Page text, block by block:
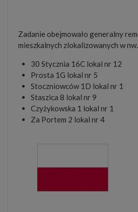
Zadanie obejmowało generalny
mieszkalnych zlokalizowanych w
30 Stycznia 16C lokal nr 12
Prosta 1G lokal nr 5
Stoczniowców 1D lokal nr 1
Staszica 8 lokal nr 9
Czyżykowska 1 lokal nr 1
Za Portem 2 lokal nr 4